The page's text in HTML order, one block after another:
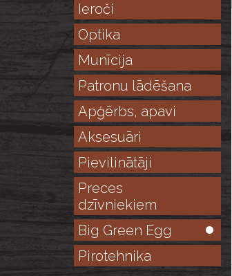
Ieroči
Optika
Munīcija
Patronu lādēšana
Apģērbs, apavi
Aksesuāri
Pievilinātāji
Preces
dzīvniekiem
Big Green Egg
Pirotehnika